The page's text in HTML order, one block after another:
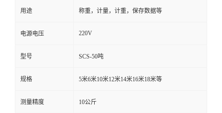
用途 称重，计量，计重，保存数据等
电源电压 220V
型号 SCS-50吨
规格 5米6米10米12米14米16米18米等
测量精度 10公斤